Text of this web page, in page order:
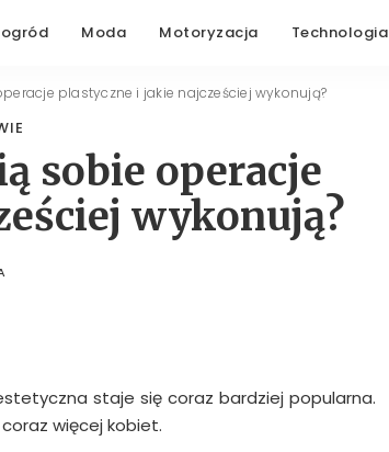
ogród Moda Motoryzacja Technologia
plastyczne i jakie najcześciej wykonują?
sobie operacje
wykonują?
staje się coraz bardziej popularna.
więcej kobiet.